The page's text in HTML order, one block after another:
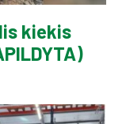
kiekis